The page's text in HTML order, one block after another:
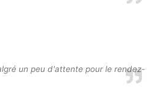
un peu d'attente pour le rendez-